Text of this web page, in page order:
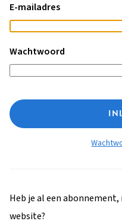
E-mailadres
Wachtwoord
Heb je al een
website?